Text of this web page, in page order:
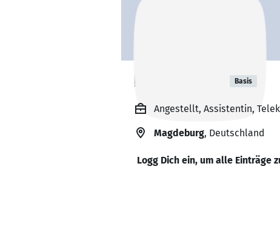
Bianca Zoch Basis
Angestellt, Assistentin,
Magdeburg, Deutschland
Logg Dich ein, um alle Einträge